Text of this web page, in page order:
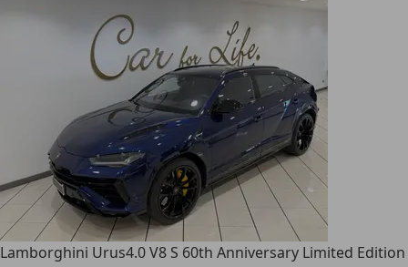
Lamborghini Urus4.0 V8 S 60th Anniversary Limited Edition